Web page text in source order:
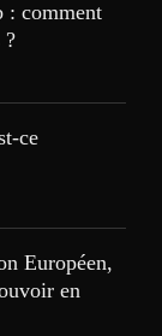
: comment
?
ce
Européen,
en